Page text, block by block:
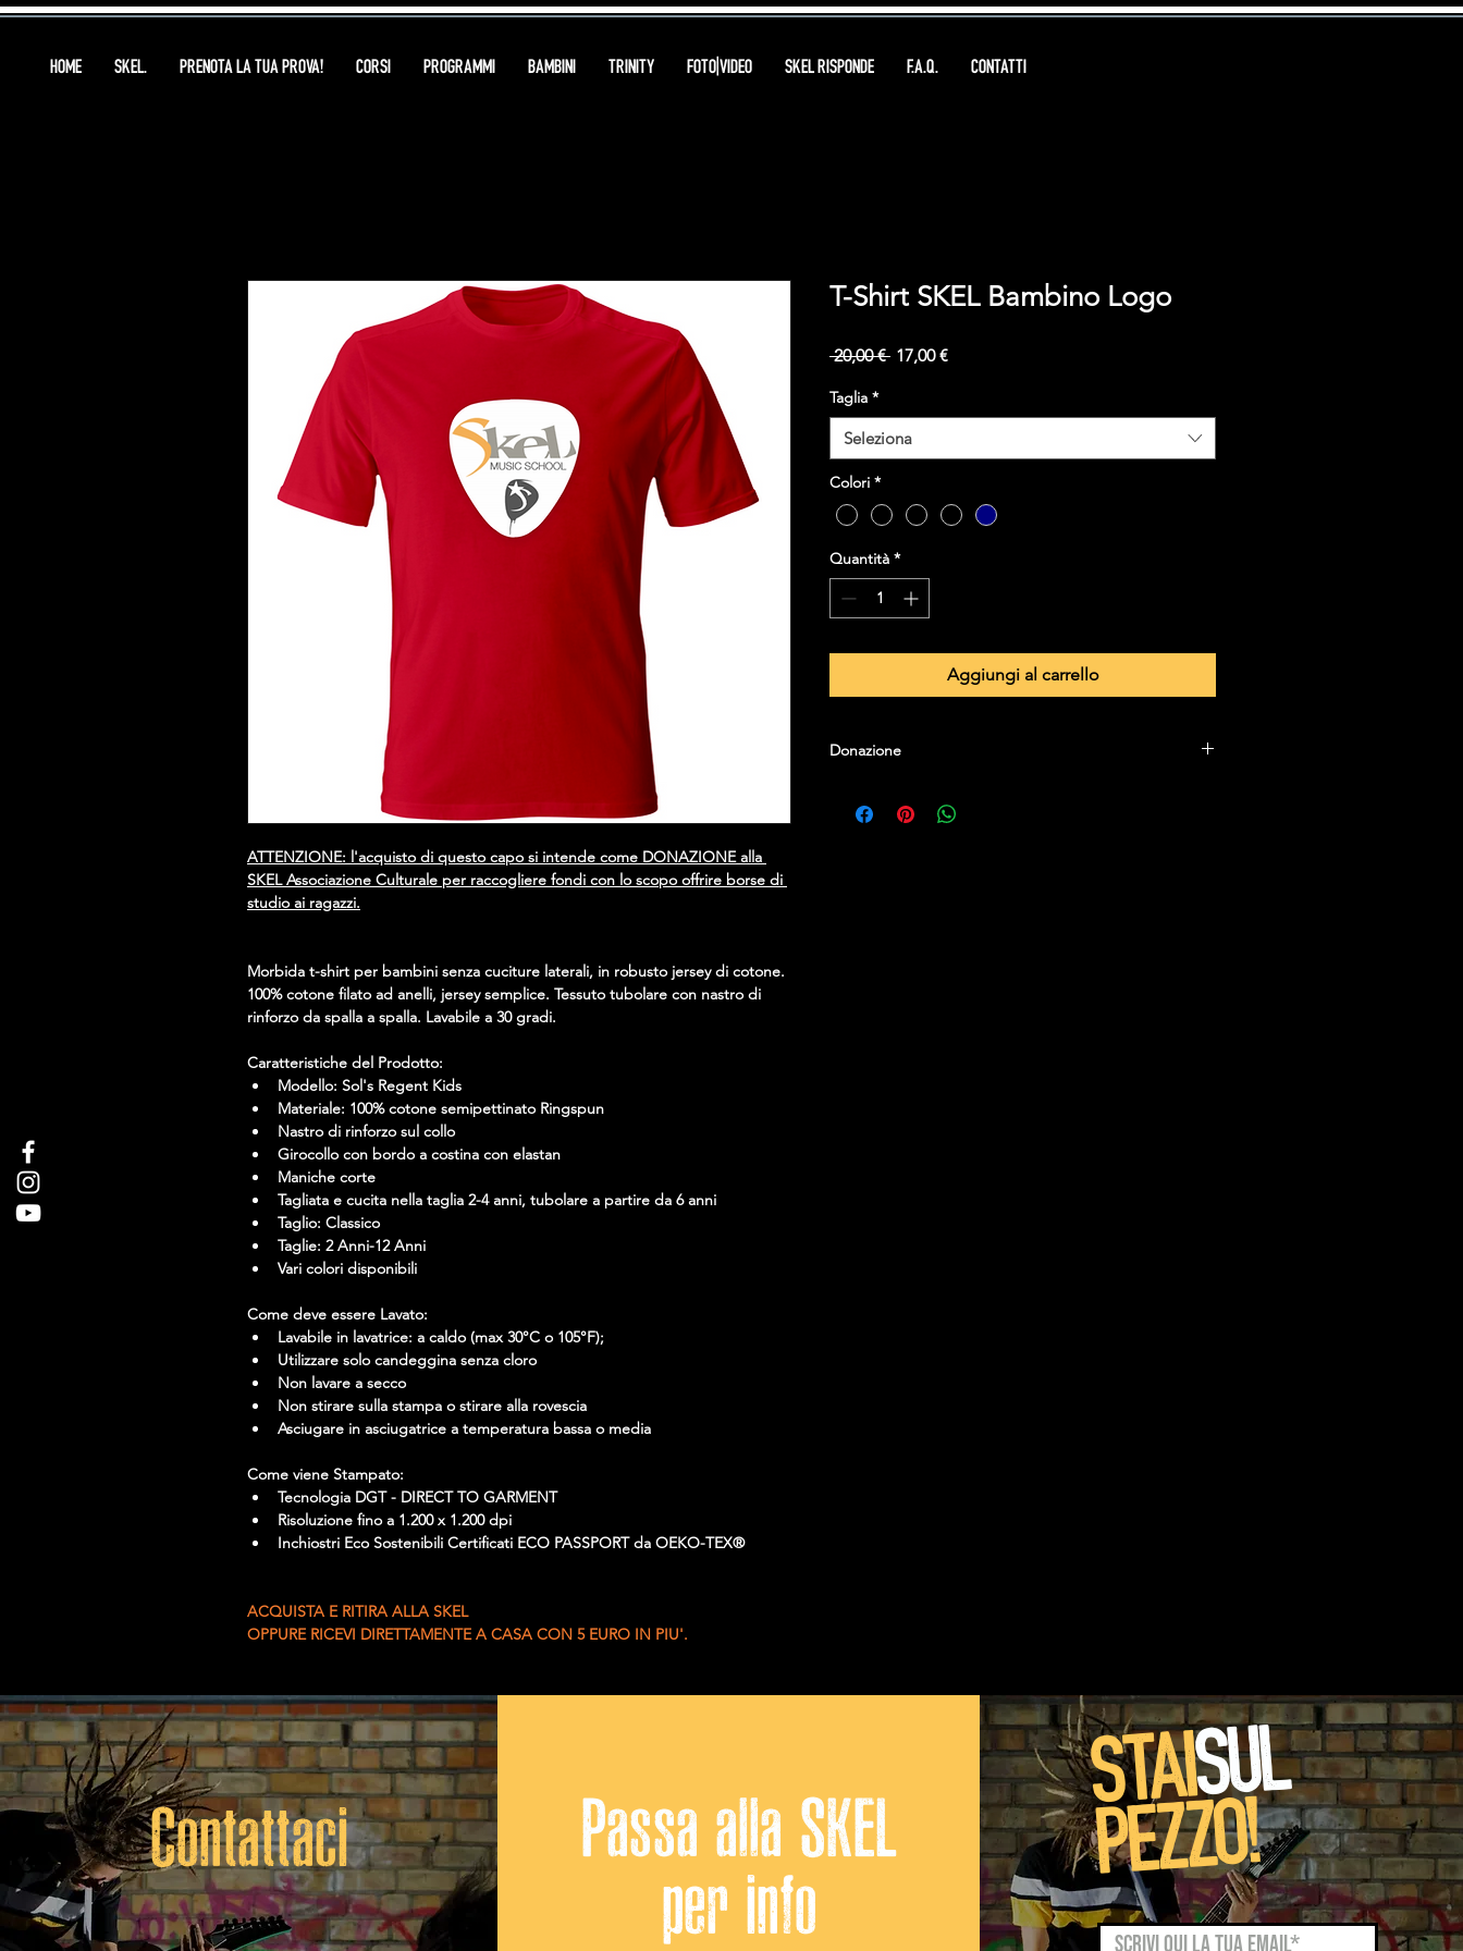
HOME SKEL. PRENOTA LA TUA PROVA! CORSI PROGRAMMI BAMBINI TRINITY FOTO|VIDEO SKEL RISPONDE F.A.Q. CONTATTI
ATTENZIONE: l'acquisto di questo capo si intende come DONAZIONE alla
SKEL Associazione Culturale per raccogliere fondi con lo scopo offrire borse di
studio ai ragazzi.
Morbida t-shirt per bambini senza cuciture laterali, in robusto jersey di cotone.
100% cotone filato ad anelli, jersey semplice. Tessuto tubolare con nastro di
rinforzo da spalla a spalla. Lavabile a 30 gradi.
Caratteristiche del Prodotto:
Modello: Sol's Regent Kids
Materiale: 100% cotone semipettinato Ringspun
Nastro di rinforzo sul collo
Girocollo con bordo a costina con elastan
Maniche corte
Tagliata e cucita nella taglia 2-4 anni, tubolare a partire da 6 anni
Taglio: Classico
Taglie: 2 Anni-12 Anni
Vari colori disponibili
Come deve essere Lavato:
Lavabile in lavatrice: a caldo (max 30°C o 105°F);
Utilizzare solo candeggina senza cloro
Non lavare a secco
Non stirare sulla stampa o stirare alla rovescia
Asciugare in asciugatrice a temperatura bassa o media
Come viene Stampato:
Tecnologia DGT - DIRECT TO GARMENT
Risoluzione fino a 1.200 x 1.200 dpi
Inchiostri Eco Sostenibili Certificati ECO PASSPORT da OEKO-TEX®
ACQUISTA E RITIRA ALLA SKEL
OPPURE RICEVI DIRETTAMENTE A CASA CON 5 EURO IN PIU'.
T-Shirt SKEL Bambino Logo
20,00 € Prezzo
17,00 €Prezzo
Taglia *
Seleziona
Colori *
Quantità *
Aggiungi al carrello
Donazione
www.skelmusicschool.it si intendono come mezzo per
Contattaci Passa alla SKEL
per info
STAISUL
PEZZO!